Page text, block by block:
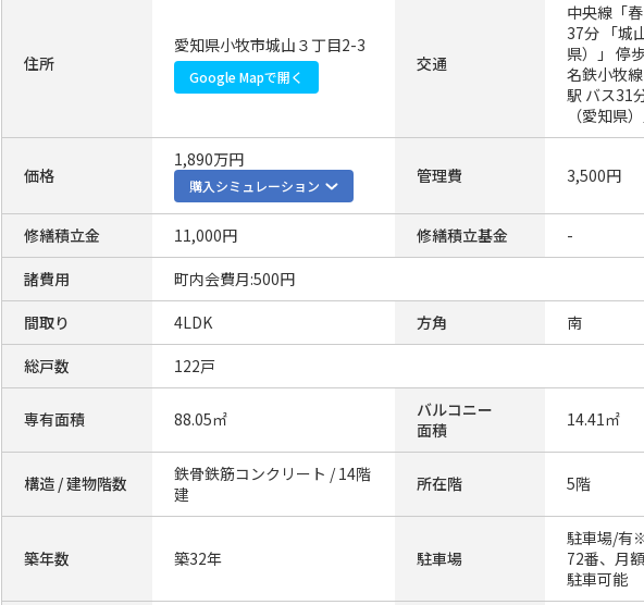
住所
愛知県小牧市城山３丁目2-3
Google Mapで開く
交通
中央線「
37分 「城
県）」 停
名鉄小牧線
駅 バス31
（愛知県
価格
1,890万円
購入シミュレーション 管理費 3,500円
修繕積立金 11,000円 修繕積立基金
-
諸費用
町内会費月:500円
間取り
4LDK 方角
南
総戸数
122戸
専有面積 88.05㎡
バルコニー
面積
14.41㎡
構造 / 建物階数
鉄骨鉄筋コンクリート / 14階
建
所在階 5階
築年数 築32年 駐車場
駐車場/有
72番、月
駐車可能